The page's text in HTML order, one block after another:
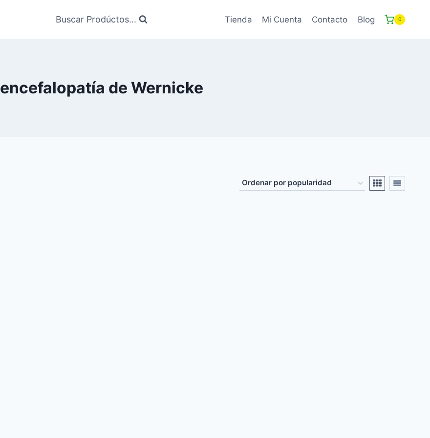
Buscar Prodúctos... Tienda Mi Cuenta Contacto Blog 0
encefalopatía de Wernicke